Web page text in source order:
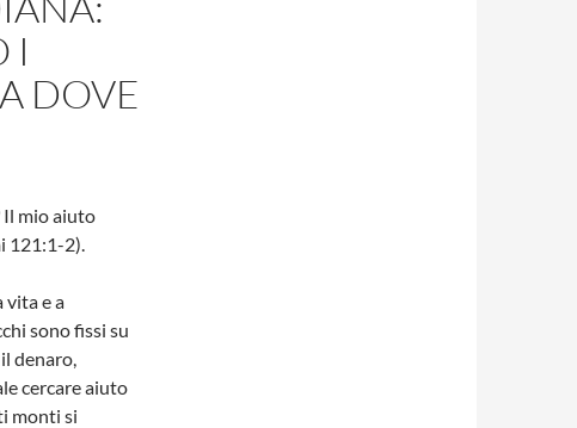
I
DOVE
Il mio aiuto
121:1-2).
vita e a
sono fissi su
denaro,
cercare aiuto
monti si